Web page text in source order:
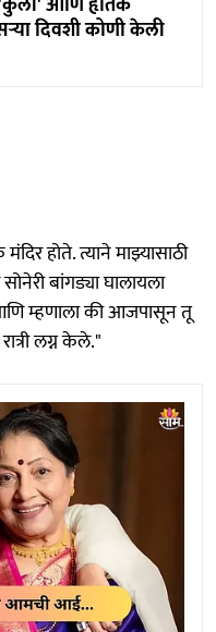
दिवशी कोणी केली
होते. त्याने माझ्यासाठी
बांगड्या घालायला
म्हणाला की आजपासून तू
लग्न केले."